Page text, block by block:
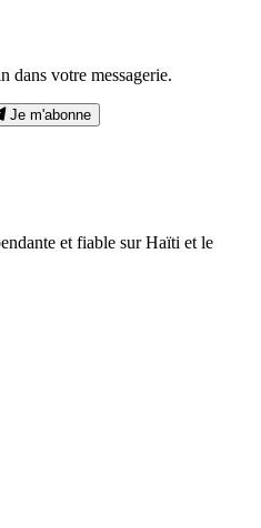
dans votre messagerie.
Je m'abonne
et fiable sur Haïti et le